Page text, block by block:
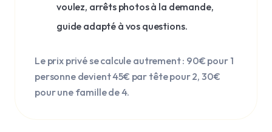
voulez, arrêts photos à la demande,
guide adapté à vos questions.
Le prix privé se calcule autrement : 90€ pour 1
personne devient 45€ par tête pour 2, 30€
pour une famille de 4.